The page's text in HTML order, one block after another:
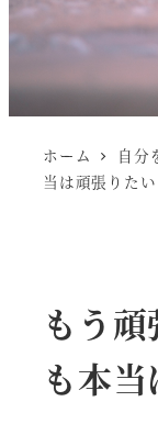
ホーム 自分
当は頑張りたい
もう
も本